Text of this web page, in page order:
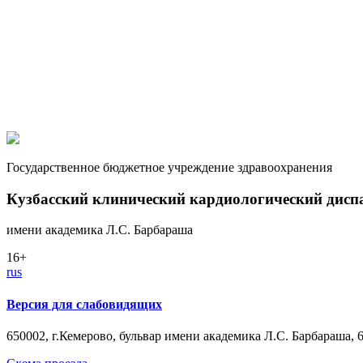
Государственное бюджетное учреждение здравоохранения
Кузбасский клинический кардиологический
имени академика Л.С. Барбараша
16+
rus
Версия для слабовидящих
650002, г.Кемерово, бульвар имени академика Л.С. Барбараша, 6